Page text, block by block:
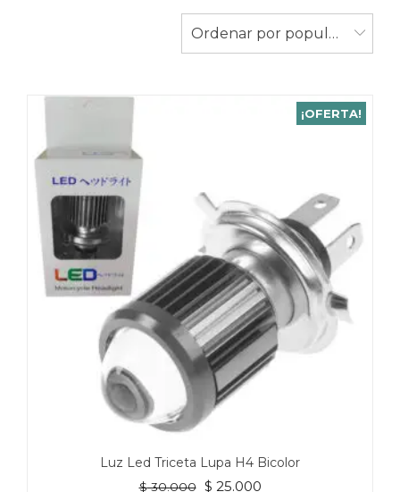
Ordenar por popularidad
¡OFERTA!
Luz Led Triceta Lupa H4 Bicolor
$30.000 El
$ 25.000El